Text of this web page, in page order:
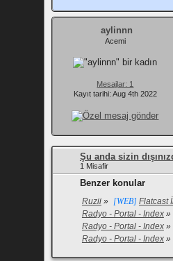
aylinnn
Acemi
Mesajlar: 1
Kayıt tarihi: Aug 4th 2022
Şu anda sizin
1 Misafir
Benzer konular
Ruzii» [WEB] Flatcast
Radyo - Portal - Index»
Radyo - Portal - Index»
Radyo - Portal - Index»